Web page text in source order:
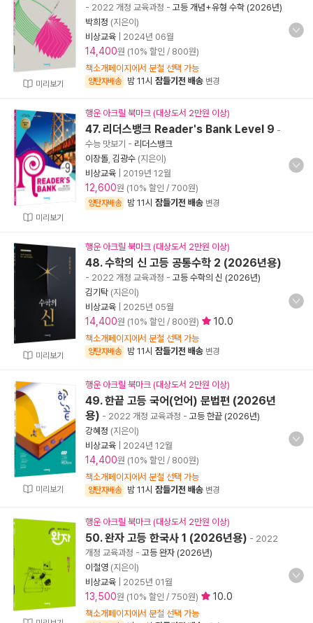
미리보기
- 2022 개정 교육과정 - 고등 개념+유형 수학 (2026년)
박희정 (지은이)
비상교육
2024년 06월
14,400원 (10% 할인 / 800원)
책소개페이지에서 분철 선택 가능
양탄자배송 밤 11시 잠들기전 배송 변경
미리보기
행운 아크릴 북마크 (대상도서 2만원 이상)
47. 리더스뱅크 Reader's Bank Level 9 -
수능 맛보기 - 리더스뱅크
이장돌 김광수 (지은이)
비상교육
2019년 12월
12,600원 (10% 할인 / 700원)
양탄자배송 밤 11시 잠들기전 배송 변경
미리보기
행운 아크릴 북마크 (대상도서 2만원 이상)
48. 수학의 신 고등 공통수학 2 (2026년용)
- 2022 개정 교육과정 - 고등 수학의 신 (2026년)
김기탁 (지은이)
비상교육
2025년 05월
14,400원 (10% 할인 / 800원) 10.0
책소개페이지에서 분철 선택 가능
양탄자배송 밤 11시 잠들기전 배송 변경
미리보기
행운 아크릴 북마크 (대상도서 2만원 이상)
49. 한끝 고등 국어(언어) 문법편 (2026년
용) - 2022 개정 교육과정 - 고등 한끝 (2026년)
강혜정 (지은이)
비상교육
2024년 12월
14,400원 (10% 할인 / 800원)
책소개페이지에서 분철 선택 가능
양탄자배송 밤 11시 잠들기전 배송 변경
행운 아크릴 북마크 (대상도서 2만원 이상)
50. 완자 고등 한국사 1 (2026년용) - 2022
개정 교육과정 - 고등 완자 (2026년)
이철영 (지은이)
비상교육
2025년 01월
13,500원 (10% 할인 / 750원) 10.0
책소개페이지에서 분철 선택 가능